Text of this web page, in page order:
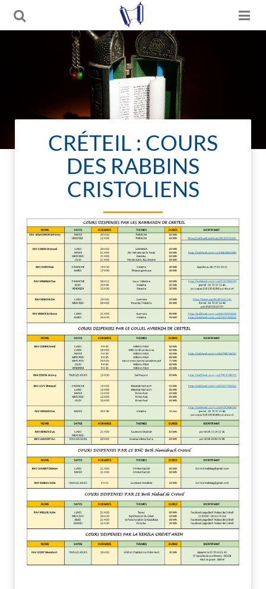
CRÉTEIL : COURS
DES RABBINS
CRISTOLIENS